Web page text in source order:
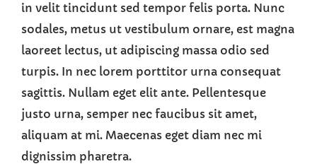
in velit tincidunt sed tempor felis porta. Nunc
sodales, metus ut vestibulum ornare, est magna
laoreet lectus, ut adipiscing massa odio sed
turpis. In nec lorem porttitor urna consequat
sagittis. Nullam eget elit ante. Pellentesque
justo urna, semper nec faucibus sit amet,
aliquam at mi. Maecenas eget diam nec mi
dignissim pharetra.